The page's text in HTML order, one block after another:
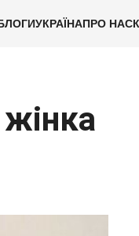
УКРАЇНАПРО НАС